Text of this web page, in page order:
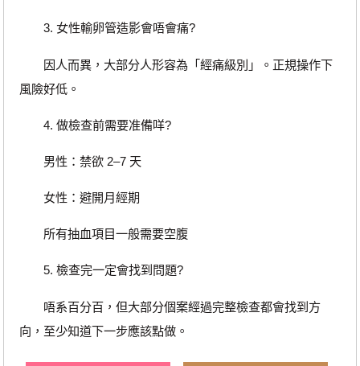
3. 女性輸卵管造影會唔會痛?
因人而異，大部分人形容為「經痛級別」。正規操作下
風險好低。
4. 做檢查前需要准備咩?
男性：禁欲 2–7 天
女性：避開月經期
所有抽血項目一般需要空腹
5. 檢查完一定會找到問題?
唔系百分百，但大部分個案經過完整檢查都會找到方
向，至少知道下一步應該點做。